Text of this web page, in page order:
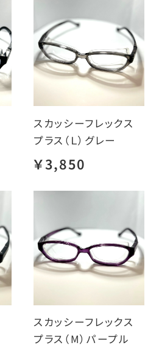
スカッシーフレックス
プラス（Ｌ）グレー
￥3,850
スカッシーフレックス
プラス（M）パープル